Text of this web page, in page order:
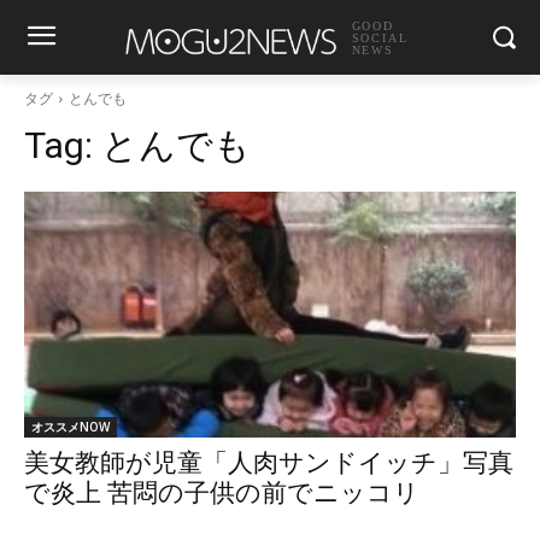
GOOD
SOCIAL
NEWS
タグ とんでも
Tag: とんでも
オススメNOW
美女教師が児童「人肉サンドイッチ」写真
で炎上 苦悶の子供の前でニッコリ